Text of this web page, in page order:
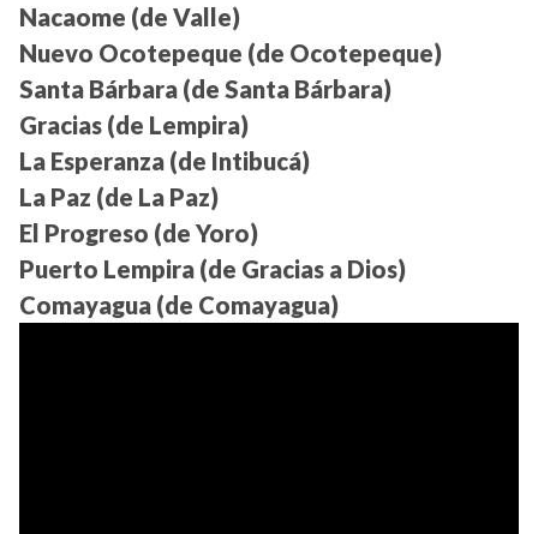
Nacaome (de Valle)
Nuevo Ocotepeque (de Ocotepeque)
Santa Bárbara (de Santa Bárbara)
Gracias (de Lempira)
La Esperanza (de Intibucá)
La Paz (de La Paz)
El Progreso (de Yoro)
Puerto Lempira (de Gracias a Dios)
Comayagua (de Comayagua)